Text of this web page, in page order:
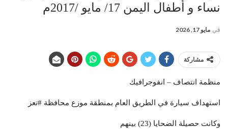
نساء و أطفال اليمن 17/ مايو /2017م
في مايو 17, 2026
مشاركة
منظمة انتصاف – انفوجرافيك
استهداف سيارة في الطريق العام بمنطقة موزع محافظة #تعز
وكانت حصيلة الضحايا (23) بينهم